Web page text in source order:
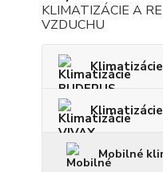
KLIMATIZÁCIE A
VZDUCHU
Klimatizácie
Mobilné